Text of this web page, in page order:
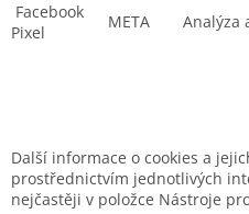
Facebook
Pixel
META Analýza
Další informace o cookies a
prostřednictvím jednotlivých
nejčastěji v položce Nástroje